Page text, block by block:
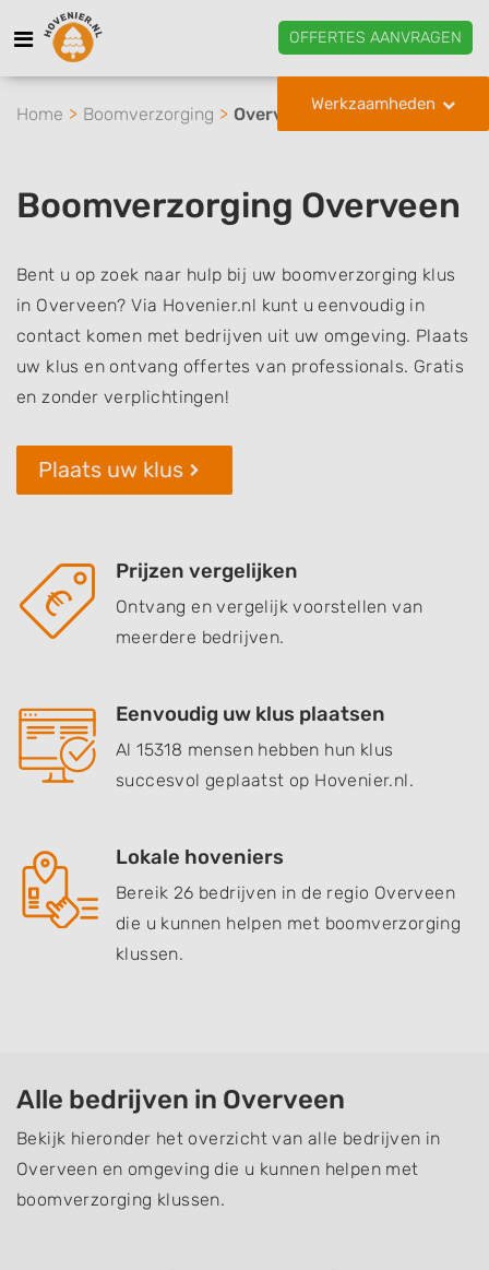
OFFERTES AANVRAGEN
Werkzaamheden
Home Boomverzorging Overveen
Boomverzorging Overveen
Bent u op zoek naar hulp bij uw boomverzorging klus
in Overveen? Via Hovenier.nl kunt u eenvoudig in
contact komen met bedrijven uit uw omgeving. Plaats
uw klus en ontvang offertes van professionals. Gratis
en zonder verplichtingen!
Plaats uw klus
Prijzen vergelijken
Ontvang en vergelijk voorstellen van
meerdere bedrijven.
Eenvoudig uw klus plaatsen
Al 15318 mensen hebben hun klus
succesvol geplaatst op Hovenier.nl.
Lokale hoveniers
Bereik 26 bedrijven in de regio Overveen
die u kunnen helpen met boomverzorging
klussen.
Alle bedrijven in Overveen
Bekijk hieronder het overzicht van alle bedrijven in
Overveen en omgeving die u kunnen helpen met
boomverzorging klussen.